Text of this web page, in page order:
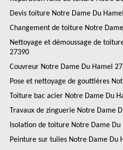
Devis toiture Notre Dame Du
Changement de toiture Notre
Nettoyage et démoussage de
27390
Couvreur Notre Dame Du Hamel
Pose et nettoyage de gouttières
Toiture bac acier Notre Dame Du
Travaux de zinguerie Notre Dame
Isolation de toiture Notre Dame Du
Peinture sur tuiles Notre Dame Du